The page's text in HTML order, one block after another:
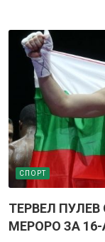
СПОРТ
ТЕРВЕЛ
МЕРОРО ЗА